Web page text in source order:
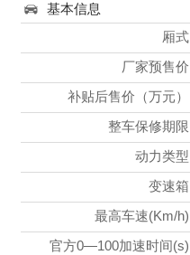
基本信息
厢式
厂家预售价
补贴后售价（万元）
整车保修期限
动力类型
变速箱
最高车速(Km/h)
官方0—100加速时间(s)